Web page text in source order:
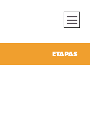
ETAPAS